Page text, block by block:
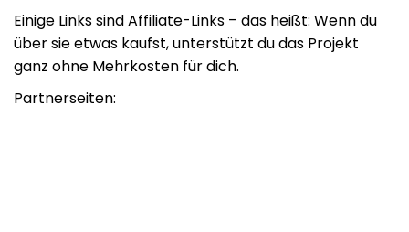
Einige Links sind Affiliate-Links – das heißt: Wenn du
über sie etwas kaufst, unterstützt du das Projekt
ganz ohne Mehrkosten für dich.
Partnerseiten: